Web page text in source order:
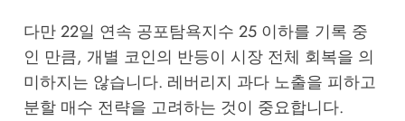
다만 22일 연속 공포탐욕지수 25 이하를 기록 중
인 만큼, 개별 코인의 반등이 시장 전체 회복을 의
미하지는 않습니다. 레버리지 과다 노출을 피하고
분할 매수 전략을 고려하는 것이 중요합니다.